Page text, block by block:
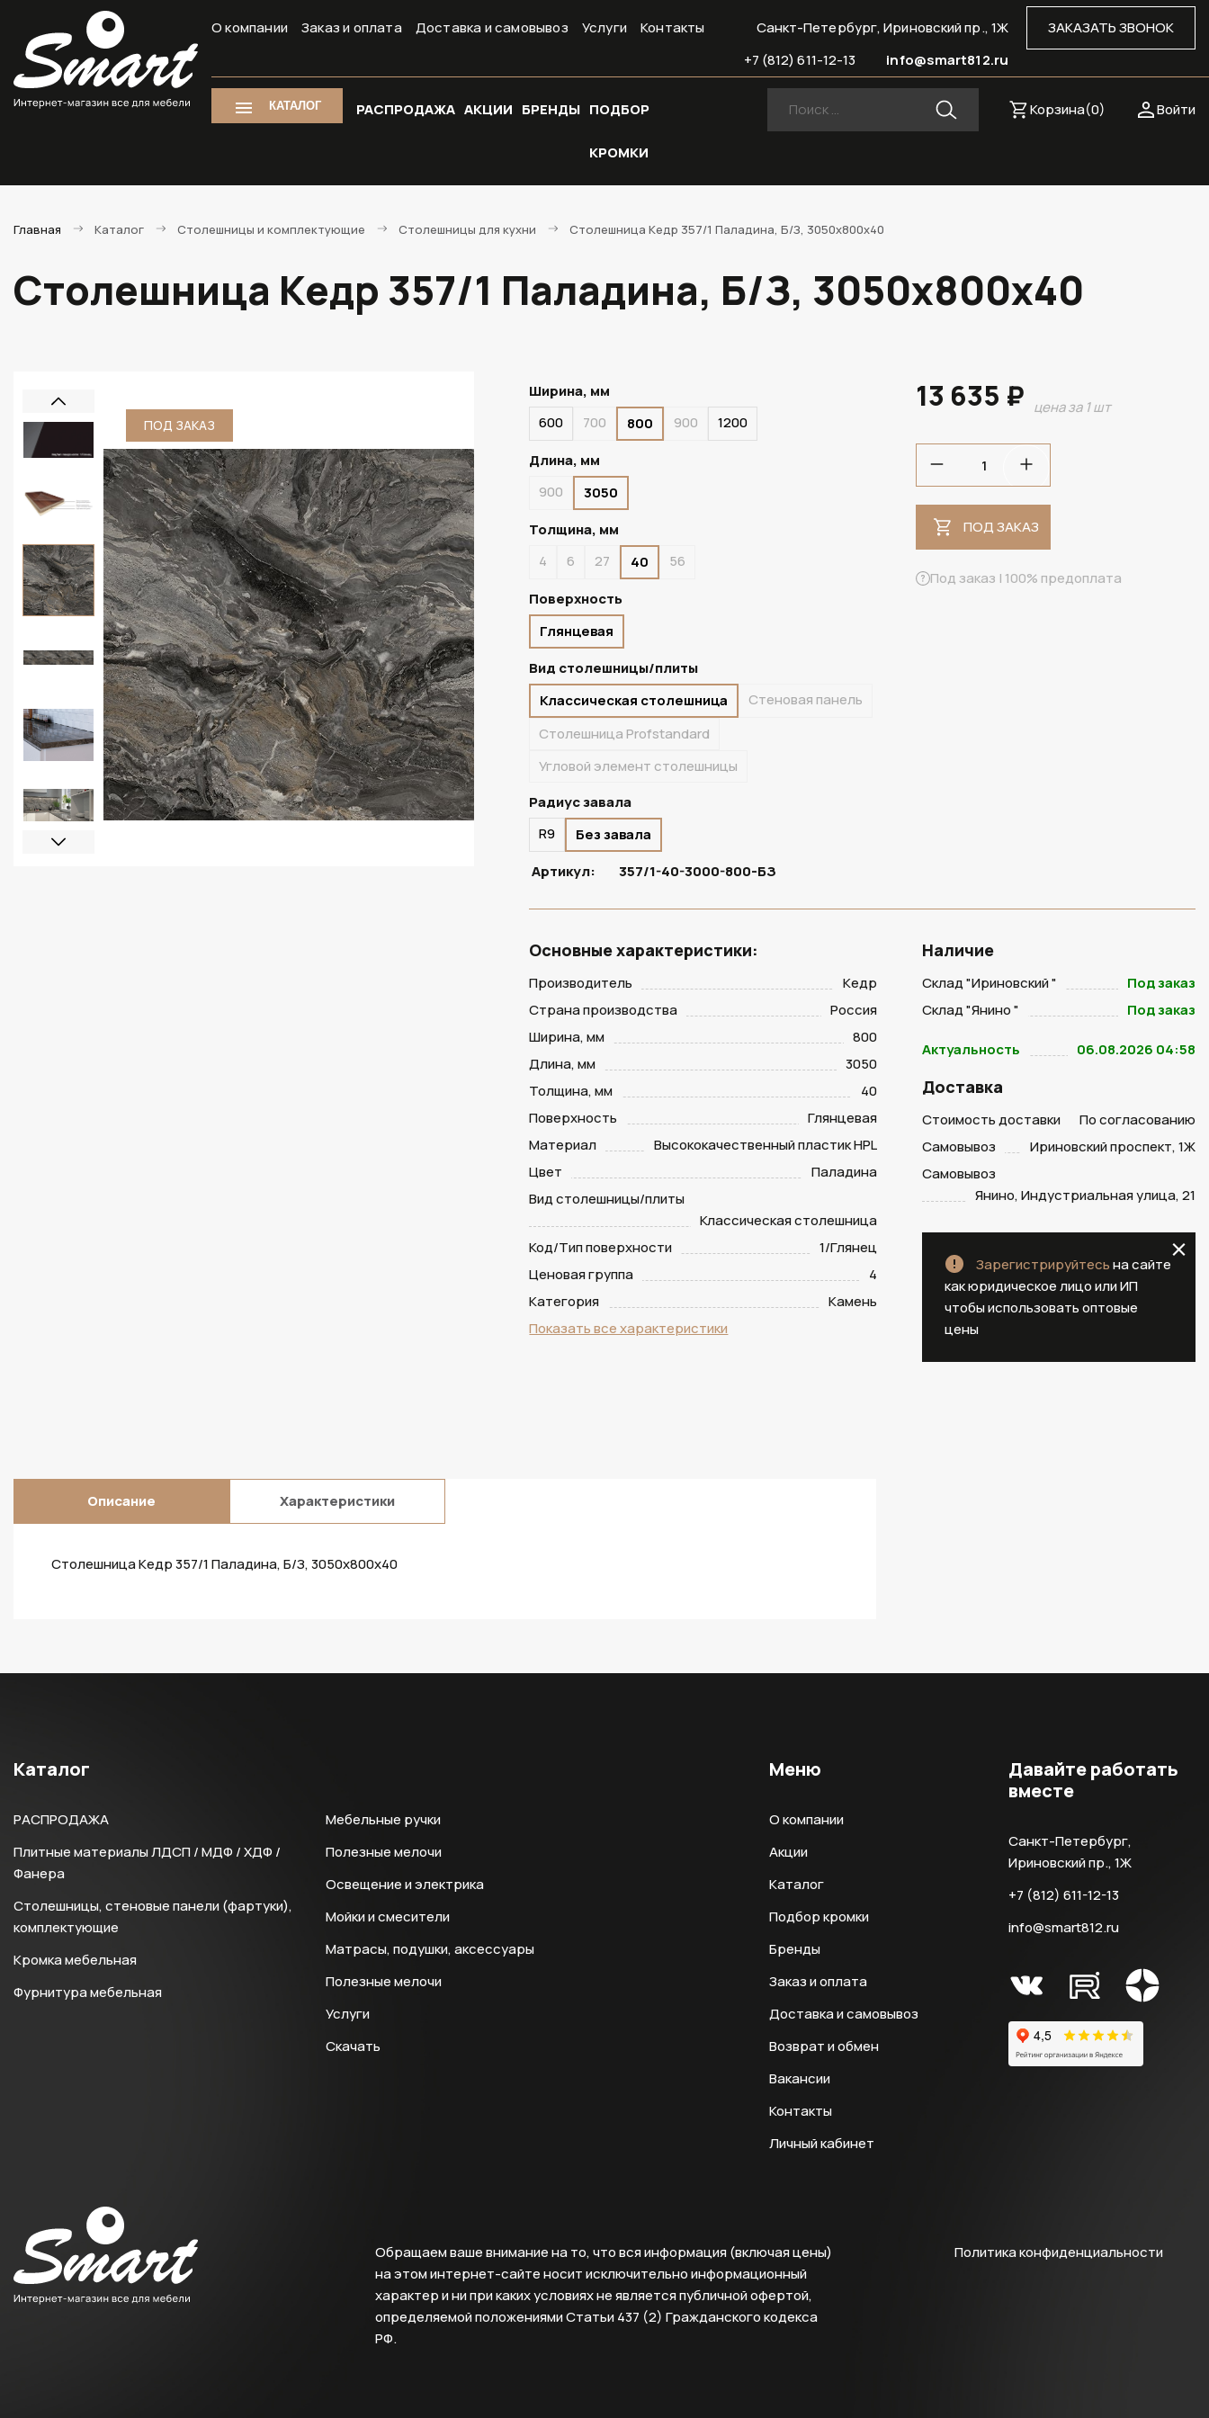
О компании Заказ и оплата Доставка и самовывоз Услуги Контакты ЗАКАЗАТЬ ЗВОНОК
Санкт-Петербург, Ириновский пр., 1Ж
info@smart812.ru
+7 (812) 611-12-13
КАТАЛОГ РАСПРОДАЖА АКЦИИ БРЕНДЫ ПОДБОР
КРОМКИ
Войти
Корзина(0)
Главная Каталог Столешницы и комплектующие Cтолешницы для кухни Столешница Кедр 357/1 Паладина, Б/З, 3050х800х40
Столешница Кедр 357/1 Паладина, Б/З, 3050х800х40
ПОД ЗАКАЗ ПОД ЗАКАЗ
Ширина, мм
600
700 800 900
1200
Длина, мм
900
3050
Толщина, мм
4
6 27 40
56
Поверхность
Глянцевая
Вид столешницы/плиты
Классическая столешница
Стеновая панель
Столешница Profstandard
Угловой элемент столешницы
Радиус завала
R9
Без завала
Артикул:
357/1-40-3000-800-БЗ
13 635 ₽ цена за 1 шт
ПОД ЗАКАЗ
Под заказ | 100% предоплата
Основные характеристики:
Производитель
Кедр
Страна производства
Россия
Ширина, мм
800
Длина, мм
3050
Толщина, мм
40
Поверхность
Глянцевая
Материал
Высококачественный пластик HPL
Цвет
Паладина
Вид столешницы/плиты
Классическая столешница
Код/Тип поверхности
1/Глянец
Ценовая группа
4
Категория
Камень
Показать все характеристики
Наличие
Склад "Ириновский "
Под заказ
Склад "Янино "
Под заказ
Актуальность 06.08.2026 04:58
Доставка
Стоимость доставки
По согласованию
Самовывоз
Ириновский проспект, 1Ж
Самовывоз
Янино, Индустриальная улица, 21
Зарегистрируйтесьна сайте
как юридическое лицо или ИП
чтобы использовать оптовые
цены
Описание Характеристики
Столешница Кедр 357/1 Паладина, Б/З, 3050х800х40
Каталог
РАСПРОДАЖА
Плитные материалы ЛДСП / МДФ / ХДФ /
Фанера
Столешницы, стеновые панели (фартуки),
комплектующие
Кромка мебельная
Фурнитура мебельная
Мебельные ручки
Полезные мелочи
Освещение и электрика
Мойки и смесители
Матрасы, подушки, аксессуары
Полезные мелочи
Услуги
Скачать
Меню
О компании
Акции
Каталог
Подбор кромки
Бренды
Заказ и оплата
Доставка и самовывоз
Возврат и обмен
Вакансии
Контакты
Личный кабинет
Давайте работать
вместе
Санкт-Петербург,
Ириновский пр., 1Ж
+7 (812) 611-12-13
info@smart812.ru
Политика конфиденциальности
Обращаем ваше внимание на то, что вся информация (включая цены)
на этом интернет-сайте носит исключительно информационный
характер и ни при каких условиях не является публичной офертой,
определяемой положениями Статьи 437 (2) Гражданского кодекса
РФ.